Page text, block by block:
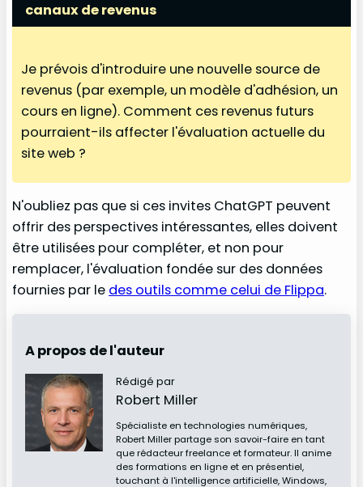
canaux de revenus
Je prévois d'introduire une nouvelle source de
revenus (par exemple, un modèle d'adhésion, un
cours en ligne). Comment ces revenus futurs
pourraient-ils affecter l'évaluation actuelle du
site web ?
N'oubliez pas que si ces invites ChatGPT peuvent
offrir des perspectives intéressantes, elles doivent
être utilisées pour compléter, et non pour
remplacer, l'évaluation fondée sur des données
fournies par le des outils comme celui de Flippa.
A propos de l'auteur
Rédigé par
Robert Miller
Spécialiste en technologies numériques,
Robert Miller partage son savoir-faire en tant
que rédacteur freelance et formateur. Il anime
des formations en ligne et en présentiel,
touchant à l'intelligence artificielle, Windows,